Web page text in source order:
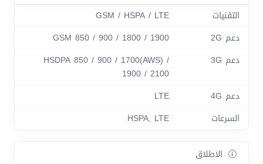
التقنيات
GSM / HSPA / LTE
دعم 2G
GSM 850 / 900 / 1800 / 1900
دعم 3G
HSDPA 850 / 900 / 1700(AWS) /
1900 / 2100
دعم 4G
LTE
السرعات
HSPA, LTE
الاطلاق